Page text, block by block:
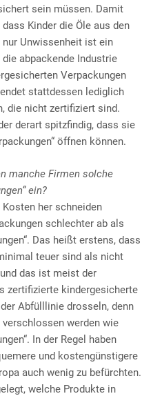
sein müssen. Damit
Kinder die Öle aus den
Unwissenheit ist ein
abpackende Industrie
Verpackungen
stattdessen lediglich
die nicht zertifiziert sind.
derart spitzfindig, dass sie
öffnen können.
manche Firmen solche
ein?
Kosten her schneiden
schlechter ab als
Das heißt erstens, dass
teuer sind als nicht
das ist meist der
zertifizierte kindergesicherte
Abfülllinie drosseln, denn
werden wie
In der Regel haben
und kostengünstigere
auch wenig zu befürchten.
welche Produkte in